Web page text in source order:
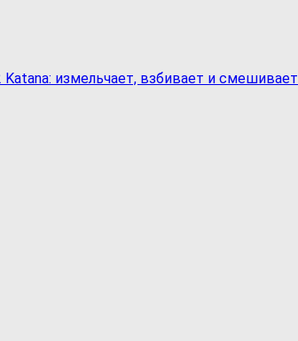
измельчает, взбивает и смешивает